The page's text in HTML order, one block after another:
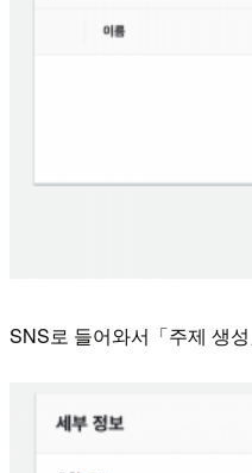
SNS로 들어와서「주제 생